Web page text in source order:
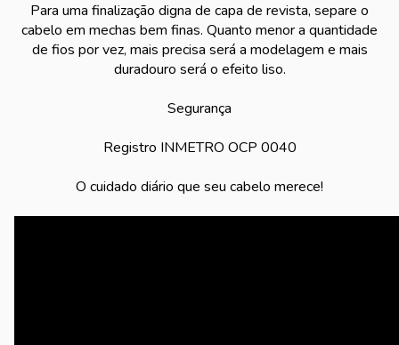
Para uma finalização digna de capa de revista, separe o
cabelo em mechas bem finas. Quanto menor a quantidade
de fios por vez, mais precisa será a modelagem e mais
duradouro será o efeito liso.
Segurança
Registro INMETRO OCP 0040
O cuidado diário que seu cabelo merece!